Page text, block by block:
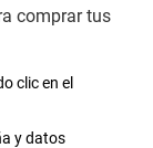
comprar tus
clic en el
y datos